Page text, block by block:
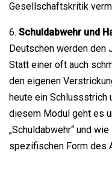
Gesellschaftskritik
6. Schuldabwehr und
Deutschen werden den
Statt einer oft auch
den eigenen
heute ein Schlussstrich
diesem Modul geht es
„Schuldabwehr“ und
spezifischen Form des